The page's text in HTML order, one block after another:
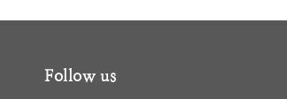
Follow us